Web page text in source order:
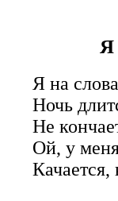
Я
Я на
Ночь
Не
Ой, у
Качается,